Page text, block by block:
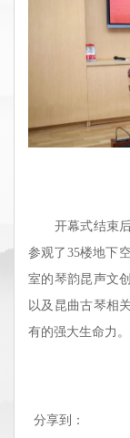
开幕式结束后
参观了35楼地下
室的琴韵昆声文
以及昆曲古琴相
有的强大生命力。
分享到：